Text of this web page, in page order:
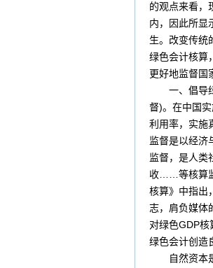
的观点来看，
内，因此所显
生。改变传统
绿色会计核算
更好地监督
一、倡导绿
督)。在中国
利用率，实施
监督是以经济
监督，是人类
收……等核算
核算》中指出
志，肩负媒体
对绿色GDP
绿色会计创
自然资本是